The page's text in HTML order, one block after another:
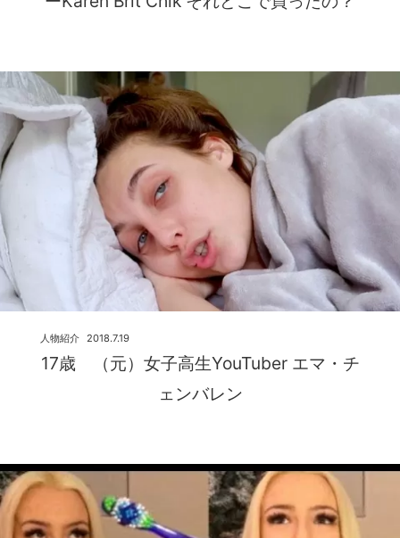
17歳 （元）女子高生YouTuber エマ・チ
ェンバレン
2018.7.19
人物紹介